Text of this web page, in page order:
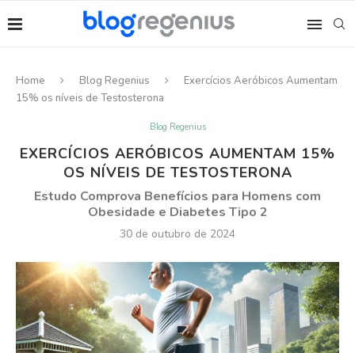
Home Blog Regenius
Exercícios Aeróbicos Aumentam
15% os níveis de Testosterona
Blog Regenius
EXERCÍCIOS AERÓBICOS AUMENTAM 15%
OS NÍVEIS DE TESTOSTERONA
Estudo Comprova Benefícios para Homens com
Obesidade e Diabetes Tipo 2
30 de outubro de 2024